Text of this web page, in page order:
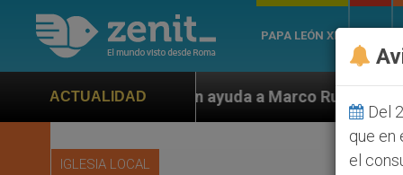
PAPA LEÓN XIV
ACTUALIDAD
ayuda a Marco Rubio ante persecución de colonos
IGLESIA LOCAL
Del
que en
el